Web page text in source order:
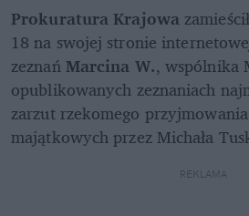
Prokuratura Krajowa
18 na swojej stronie
zeznań Marcina W., wspólnika
opublikowanych zeznaniach
zarzut rzekomego
majątkowych przez Michała
REKLAMA